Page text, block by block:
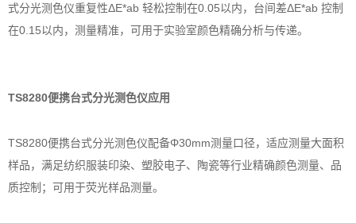
式分光测色仪重复性ΔE*ab 轻松控制在0.05以内，台间差ΔE*ab 控制
在0.15以内，测量精准，可用于实验室颜色精确分析与传递。
TS8280便携台式分光测色仪应用
TS8280便携台式分光测色仪配备Φ30mm测量口径，适应测量大面积
样品，满足纺织服装印染、塑胶电子、陶瓷等行业精确颜色测量、品
质控制；可用于荧光样品测量。